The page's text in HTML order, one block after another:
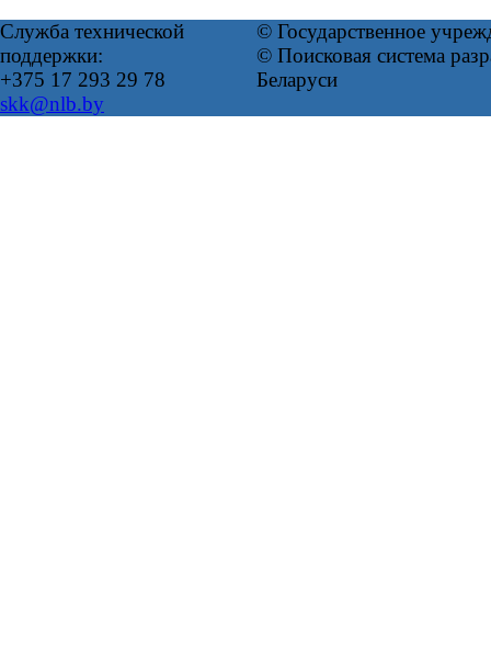
Служба технической
поддержки:
+375 17 293 29 78
skk@nlb.by
© Государственное
© Поисковая система
Беларуси